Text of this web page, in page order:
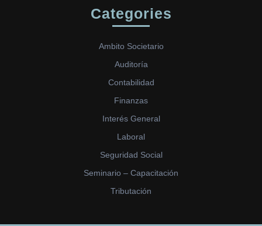
Categories
Ambito Societario
Auditoría
Contabilidad
Finanzas
Interés General
Laboral
Seguridad Social
Seminario – Capacitación
Tributación